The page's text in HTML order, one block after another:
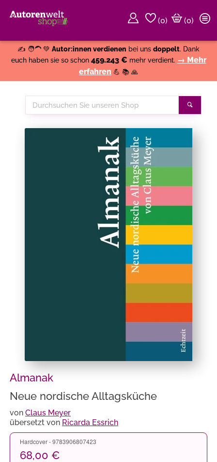
(0)
(0)
✍️ 🧑‍🦱 💚 Autor:innen verdienen bei uns doppelt. Dank
euch haben sie so schon 459.243 € mehr verdient. → Mehr
erfahren 💪 📚 🙏
Durchsuchen
Sie
Almanak
Neue nordische Alltagsküche
von Claus Meyer
übersetzt von Ricarda Essrich
Hardcover - 9783906807423
68,00 €